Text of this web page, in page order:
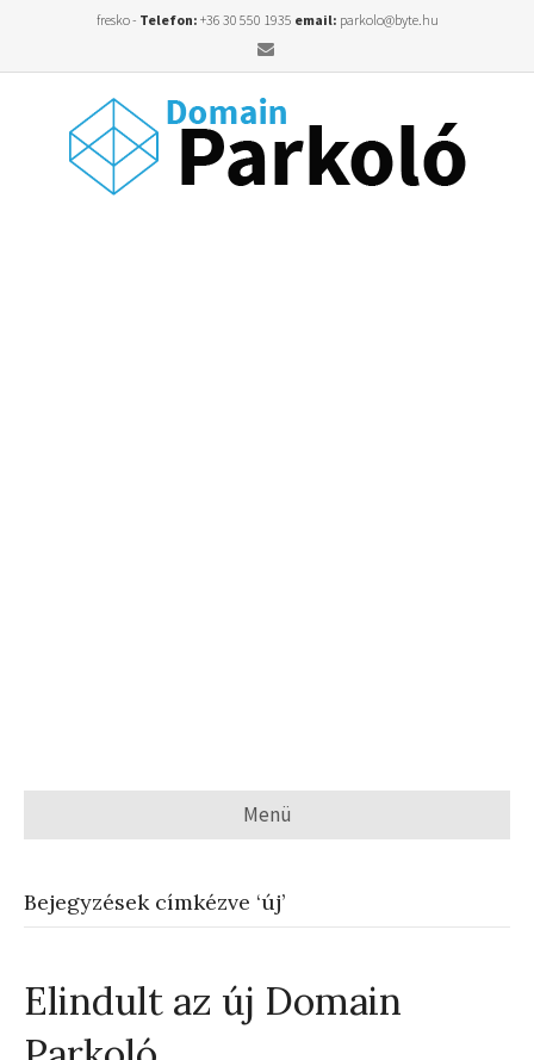
fresko - Telefon: +36 30 550 1935 email: parkolo@byte.hu
Email
Menü
Bejegyzések címkézve ‘új’
Elindult az új Domain